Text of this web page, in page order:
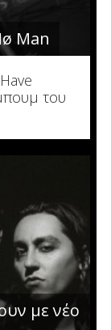
Man
του
με νέο